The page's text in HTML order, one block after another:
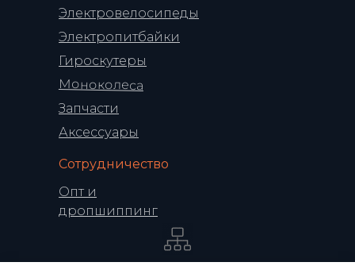
Электровелосипеды
Электропитбайки
Сотрудничество
Гироскутеры
Запчасти
Аксессуары
Опт и
дропшиппинг
Моноколеса